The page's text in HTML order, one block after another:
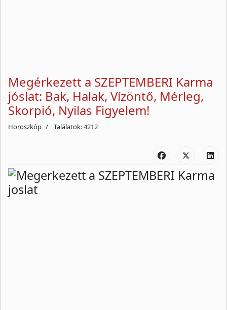
Megérkezett a SZEPTEMBERI Karma
jóslat: Bak, Halak, Vízöntő, Mérleg,
Skorpió, Nyilas Figyelem!
Horoszkóp Találatok: 4212